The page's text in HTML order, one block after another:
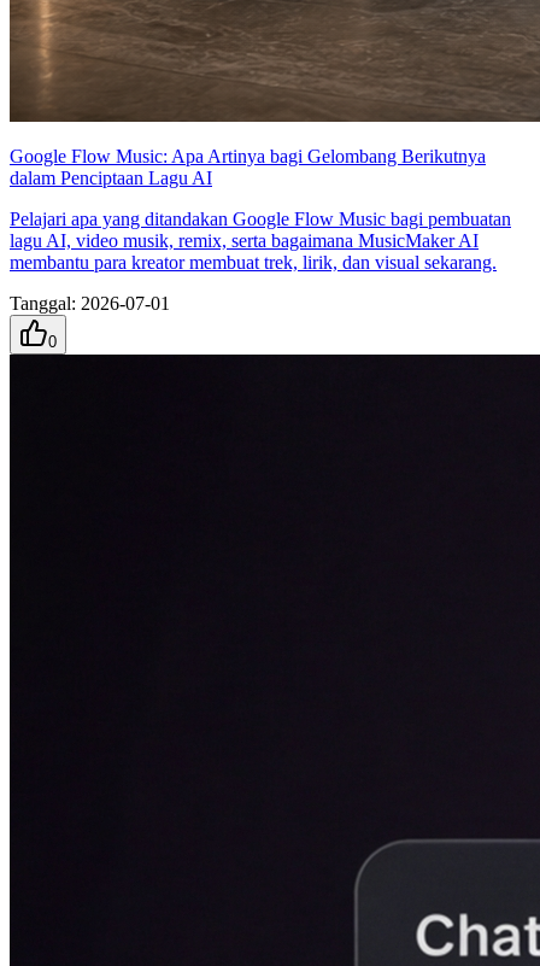
Google Flow Music: Apa Artinya bagi Gelombang Berikutnya
dalam Penciptaan Lagu AI
Pelajari apa yang ditandakan Google Flow Music bagi pembuatan
lagu AI, video musik, remix, serta bagaimana MusicMaker AI
membantu para kreator membuat trek, lirik, dan visual sekarang.
Tanggal: 2026-07-01
0